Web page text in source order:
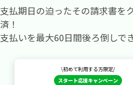
支払期日の迫ったその請求書を
済！
支払いを最大60日間後ろ倒しで
\初めて利用する方限定/
スタート応援キャンペーン